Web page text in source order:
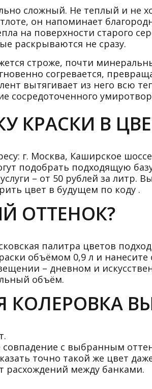
сложный. Не теплый и не
он напоминает
на поверхности старого
раскрываются не сразу.
строже, почти
согревается,
вытягивает из него всю
сосредоточенного
КРАСКИ В
г. Москва, Каширское
подобрать подходящую
– от 50 рублей за литр.
цвет в будущем по коду .
ОТТЕНОК?
палитра цветов
объёмом 0,9 л и
– дневном и
объём.
с выбранным
точно такой же цвет
расхождений между банками.